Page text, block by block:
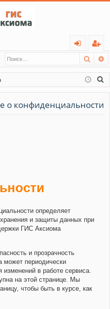
д
ег
ис
тр
ац
о конфиденциальности
определяет
и защиты данных при
ГИС Аксиома
и прозрачность
может периодически
в работе сервиса.
на этой странице. Мы
чтобы быть в курсе, как